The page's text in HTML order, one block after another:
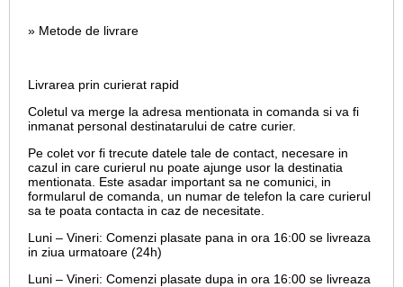
» Metode de livrare
Livrarea prin curierat rapid
Coletul va merge la adresa mentionata in comanda si va fi
inmanat personal destinatarului de catre curier.
Pe colet vor fi trecute datele tale de contact, necesare in
cazul in care curierul nu poate ajunge usor la destinatia
mentionata. Este asadar important sa ne comunici, in
formularul de comanda, un numar de telefon la care curierul
sa te poata contacta in caz de necesitate.
Luni – Vineri: Comenzi plasate pana in ora 16:00 se livreaza
in ziua urmatoare (24h)
Luni – Vineri: Comenzi plasate dupa in ora 16:00 se livreaza